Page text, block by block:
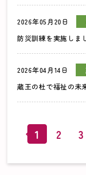
2026年05月20日
防災訓練を実施しま
2026年04月14日
蔵王の杜で福祉の未
1 2 3